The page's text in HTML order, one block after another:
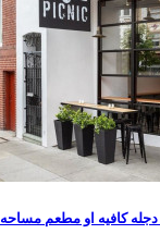
مطعم مساحه 25 م داخلى و 40 م خارج...